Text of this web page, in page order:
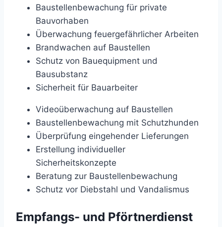
Baustellenbewachung für private
Bauvorhaben
Überwachung feuergefährlicher Arbeiten
Brandwachen auf Baustellen
Schutz von Bauequipment und
Bausubstanz
Sicherheit für Bauarbeiter
Videoüberwachung auf Baustellen
Baustellenbewachung mit Schutzhunden
Überprüfung eingehender Lieferungen
Erstellung individueller
Sicherheitskonzepte
Beratung zur Baustellenbewachung
Schutz vor Diebstahl und Vandalismus
Empfangs- und Pförtnerdienst